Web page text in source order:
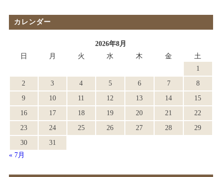
カレンダー
2026年8月
日
月 火 水 木 金
土
1
2
3 4 5 6 7
8
9
10 11 12 13 14
15
16
17 18 19 20 21
22
23
24 25 26 27 28
29
30
31
« 7月